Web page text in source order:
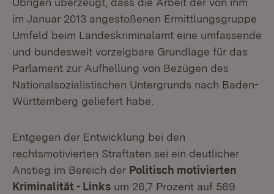
im Januar 2013 angestoßenen Ermittlungsgruppe
Umfeld beim Landeskriminalamt eine umfassende
und bundesweit vorzeigbare Grundlage für das
Parlament zur Aufhellung von Bezügen des
Nationalsozialistischen Untergrunds nach Baden-
Württemberg geliefert habe.
Entgegen der Entwicklung bei den
rechtsmotivierten Straftaten sei ein deutlicher
Anstieg im Bereich der Politisch motivierten
Kriminalität - Links um 26,7 Prozent auf 569